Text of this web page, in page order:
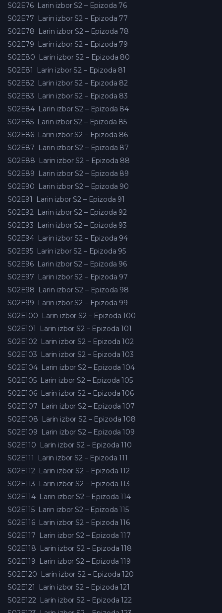
S02E76 Larin izbor S2 – Epizoda 76
S02E77 Larin izbor S2 – Epizoda 77
S02E78 Larin izbor S2 – Epizoda 78
S02E79 Larin izbor S2 – Epizoda 79
S02E80 Larin izbor S2 – Epizoda 80
S02E81
Larin izbor S2 – Epizoda 81
S02E82 Larin izbor S2 – Epizoda 82
S02E83 Larin izbor S2 – Epizoda 83
S02E84 Larin izbor S2 – Epizoda 84
S02E85 Larin izbor S2 – Epizoda 85
S02E86 Larin izbor S2 – Epizoda 86
S02E87 Larin izbor S2 – Epizoda 87
S02E88 Larin izbor S2 – Epizoda 88
S02E89 Larin izbor S2 – Epizoda 89
S02E90 Larin izbor S2 – Epizoda 90
S02E91
Larin izbor S2 – Epizoda 91
S02E92 Larin izbor S2 – Epizoda 92
S02E93 Larin izbor S2 – Epizoda 93
S02E94 Larin izbor S2 – Epizoda 94
S02E95 Larin izbor S2 – Epizoda 95
S02E96 Larin izbor S2 – Epizoda 96
S02E97 Larin izbor S2 – Epizoda 97
S02E98 Larin izbor S2 – Epizoda 98
S02E99 Larin izbor S2 – Epizoda 99
S02E100 Larin izbor S2 – Epizoda 100
S02E101
Larin izbor S2 – Epizoda 101
S02E102 Larin izbor S2 – Epizoda 102
S02E103 Larin izbor S2 – Epizoda 103
S02E104 Larin izbor S2 – Epizoda 104
S02E105 Larin izbor S2 – Epizoda 105
S02E106 Larin izbor S2 – Epizoda 106
S02E107 Larin izbor S2 – Epizoda 107
S02E108 Larin izbor S2 – Epizoda 108
S02E109 Larin izbor S2 – Epizoda 109
S02E110 Larin izbor S2 – Epizoda 110
S02E111
Larin izbor S2 – Epizoda 111
S02E112 Larin izbor S2 – Epizoda 112
S02E113 Larin izbor S2 – Epizoda 113
S02E114 Larin izbor S2 – Epizoda 114
S02E115 Larin izbor S2 – Epizoda 115
S02E116 Larin izbor S2 – Epizoda 116
S02E117 Larin izbor S2 – Epizoda 117
S02E118 Larin izbor S2 – Epizoda 118
S02E119 Larin izbor S2 – Epizoda 119
S02E120 Larin izbor S2 – Epizoda 120
S02E121
Larin izbor S2 – Epizoda 121
S02E122 Larin izbor S2 – Epizoda 122